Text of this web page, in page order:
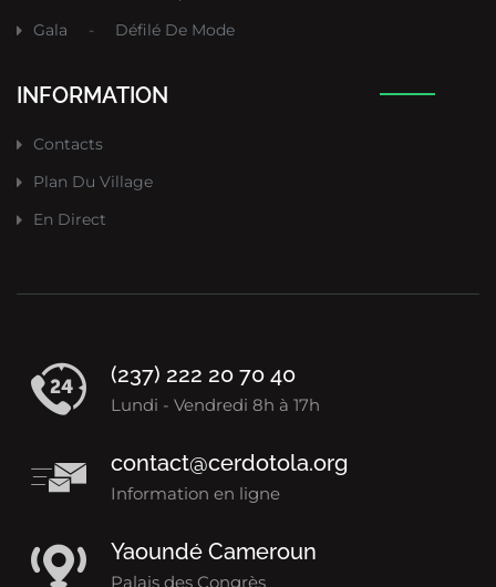
Gala
- Défilé De Mode
INFORMATION
Contacts
Plan Du Village
En Direct
(237) 222 20 70 40
Lundi - Vendredi 8h à 17h
contact@cerdotola.org
Information en ligne
Yaoundé Cameroun
Palais des Congrès